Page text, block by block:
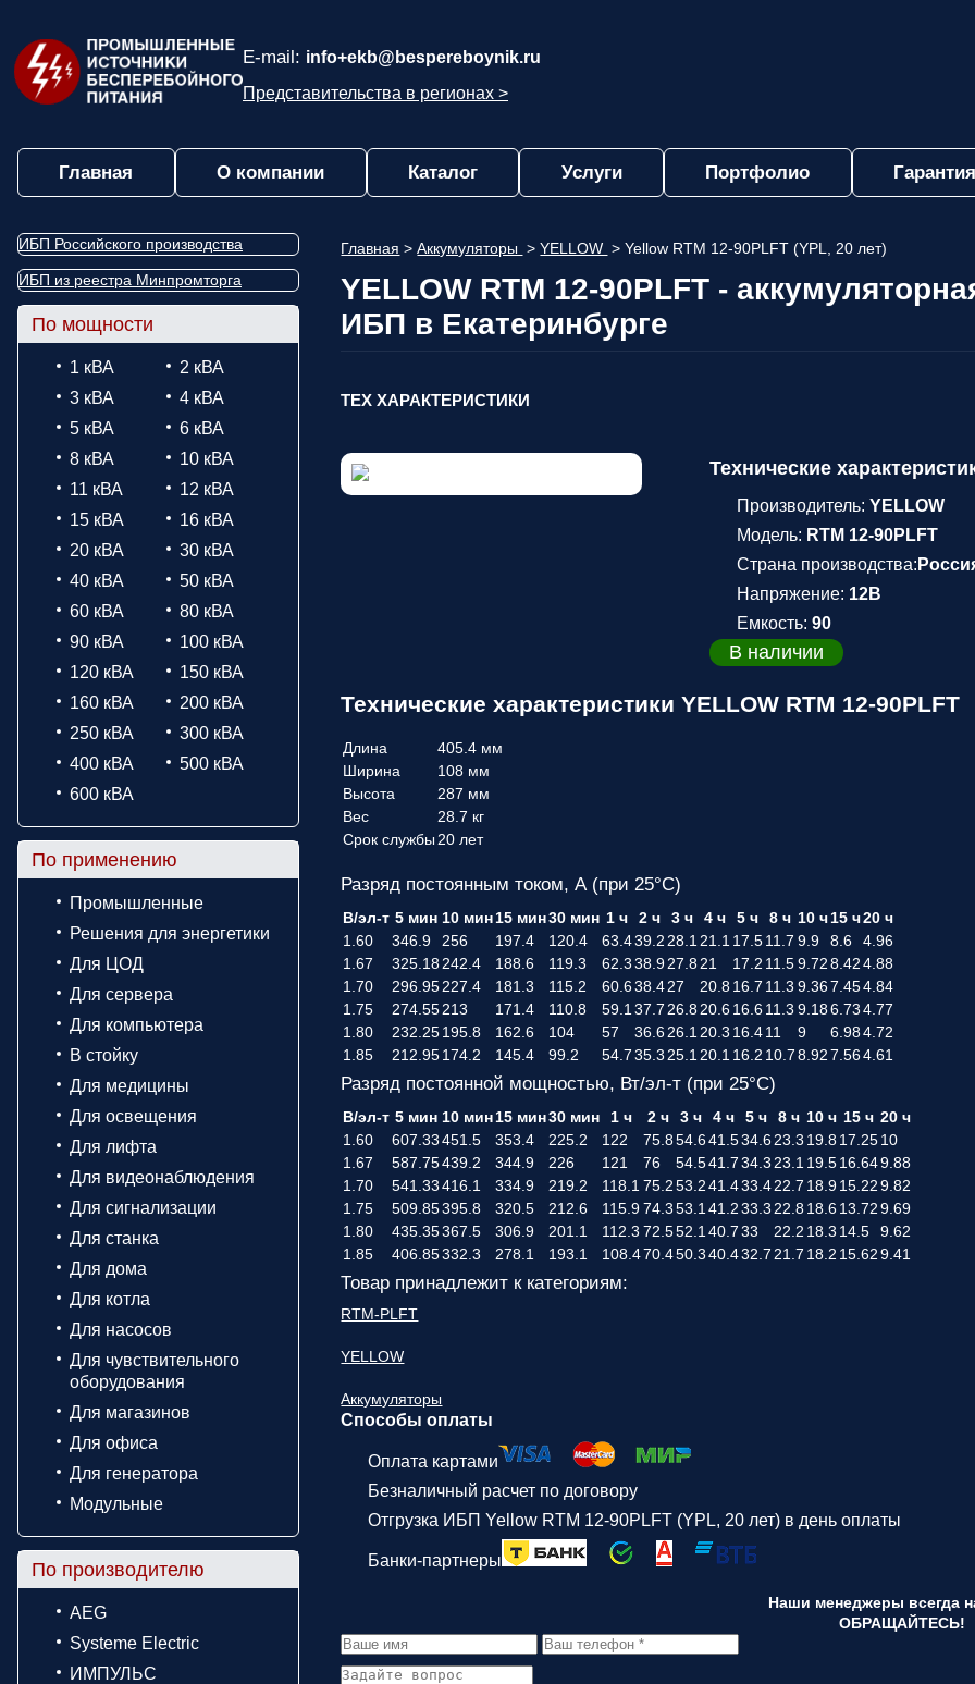
E-mail: info+ekb@bespereboynik.ru
Представительства в регионах >
Главная О компании Каталог Услуги Портфолио
ИБП Российского производства
ИБП из реестра Минпромторга
По мощности
1 кВА
2 кВА
3 кВА
4 кВА
5 кВА
6 кВА
8 кВА
10 кВА
11 кВА
12 кВА
15 кВА
16 кВА
20 кВА
30 кВА
40 кВА
50 кВА
60 кВА
80 кВА
90 кВА
100 кВА
120 кВА
150 кВА
160 кВА
200 кВА
250 кВА
300 кВА
400 кВА
500 кВА
600 кВА
По применению
Промышленные
Решения для энергетики
Для ЦОД
Для сервера
Для компьютера
В стойку
Для медицины
Для освещения
Для лифта
Для видеонаблюдения
Для сигнализации
Для станка
Для дома
Для котла
Для насосов
Для чувствительного
оборудования
Для магазинов
Для офиса
Для генератора
Модульные
По производителю
AEG
Systeme Electric
ИМПУЛЬС
Главная > Аккумуляторы > YELLOW > Yellow RTM 12-90PLFT (YPL, 20 лет)
YELLOW RTM 12-90PLFT -
ИБП в Екатеринбурге
ТЕХ ХАРАКТЕРИСТИКИ
Технические
Производитель:YELLOW
Модель: RTM 12-90PLFT
Страна производства:
Напряжение: 12В
Емкость:90
В наличии
Технические характеристики YELLOW RTM 12-90PLFT
Длина
405.4 мм
Ширина
108 мм
Высота
287 мм
Вес
28.7 кг
Срок службы 20 лет
Разряд постоянным током, А (при 25°С)
В/эл-т 5 мин 10 мин15 мин30 мин 1 ч 2 ч 3 ч 4 ч 5 ч 8 ч 10 ч15 ч20 ч
1.60
346.9 256 197.4 120.4 63.439.2 28.1 21.1 17.511.7 9.9 8.6
4.96
1.67
325.18 242.4 188.6 119.3 62.3 38.927.8 21 17.2 11.5 9.72 8.42 4.88
1.70
296.95227.4 181.3 115.2 60.638.427 20.8 16.7 11.3 9.367.454.84
1.75
274.55213 171.4 110.8 59.1 37.7 26.8 20.616.611.3 9.18 6.73 4.77
1.80
232.25195.8 162.6 104 57 36.626.1 20.3 16.411 9 6.98 4.72
1.85
212.95174.2 145.4 99.2 54.7 35.3 25.1 20.1 16.2 10.7 8.92 7.564.61
Разряд постоянной мощностью, Вт/эл-т (при 25°С)
В/эл-т 5 мин 10 мин15 мин30 мин 1 ч 2 ч 3 ч 4 ч 5 ч 8 ч 10 ч 15 ч 20 ч
1.60
607.33 451.5 353.4 225.2 122 75.8 54.641.534.623.3 19.8 17.2510
1.67
587.75439.2 344.9 226 121 76 54.541.7 34.3 23.1 19.516.649.88
1.70
541.33 416.1 334.9 219.2 118.1 75.2 53.2 41.433.422.7 18.915.22 9.82
1.75
509.85395.8 320.5 212.6 115.9 74.3 53.1 41.2 33.3 22.8 18.613.72 9.69
1.80
435.35367.5 306.9 201.1 112.3 72.552.1 40.7 33 22.2 18.3 14.5
9.62
1.85
406.85332.3 278.1 193.1 108.470.450.3 40.432.7 21.7 18.2 15.62 9.41
Товар принадлежит к категориям:
RTM-PLFT
YELLOW
Аккумуляторы
Способы оплаты
Оплата картами
Безналичный расчет по договору
Отгрузка ИБП Yellow RTM 12-90PLFT (YPL, 20 лет) в день оплаты
Банки-партнеры
Наши менеджеры всегда
ОБРАЩАЙТЕСЬ!